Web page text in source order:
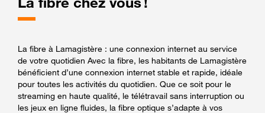
La fibre à Lamagistère : une connexion internet au service
de votre quotidien Avec la fibre, les habitants de Lamagistère
bénéficient d’une connexion internet stable et rapide, idéale
pour toutes les activités du quotidien. Que ce soit pour le
streaming en haute qualité, le télétravail sans interruption ou
les jeux en ligne fluides, la fibre optique s’adapte à vos